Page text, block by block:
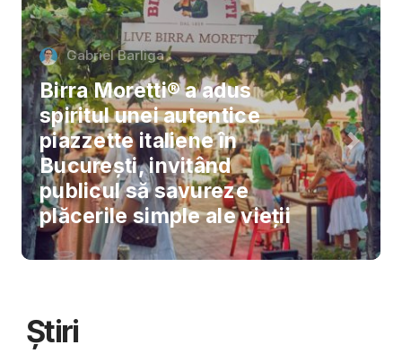
Gabriel Barliga
Birra Moretti® a adus
spiritul unei autentice
piazzette italiene în
București, invitând
publicul să savureze
plăcerile simple ale vieții
Știri